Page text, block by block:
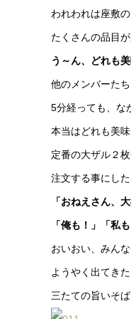
われわれは座敷
たくさんの品目
う～ん、どれも
他のメンバーた
5分経っても、な
本当はどれも美
定番の大ザル２
注文する事にした
「おねえさん、
「俺も！」「私も
おいおい、みん
ようやく出てき
三たての旨いそば